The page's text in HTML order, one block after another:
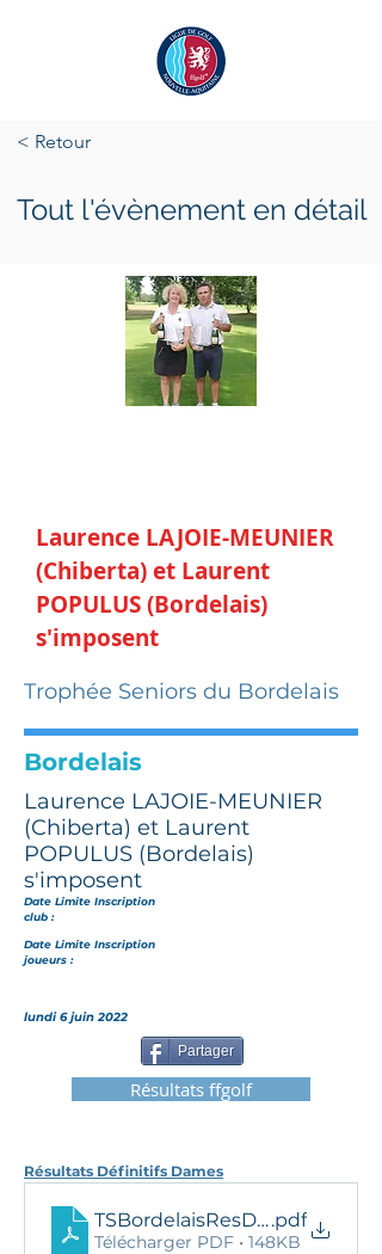
< Retour
Tout l'évènement en détail
Laurence LAJOIE-MEUNIER
(Chiberta) et Laurent
POPULUS (Bordelais)
s'imposent
Trophée Seniors du Bordelais
Bordelais
Laurence LAJOIE-MEUNIER
(Chiberta) et Laurent
POPULUS (Bordelais)
s'imposent
Date Limite Inscription
club :
Date Limite Inscription
joueurs :
lundi 6 juin 2022
Partager
Résultats ffgolf
Résultats Définitifs Dames
TSBordelaisResDefDames2022
.pdf
Télécharger PDF • 148KB